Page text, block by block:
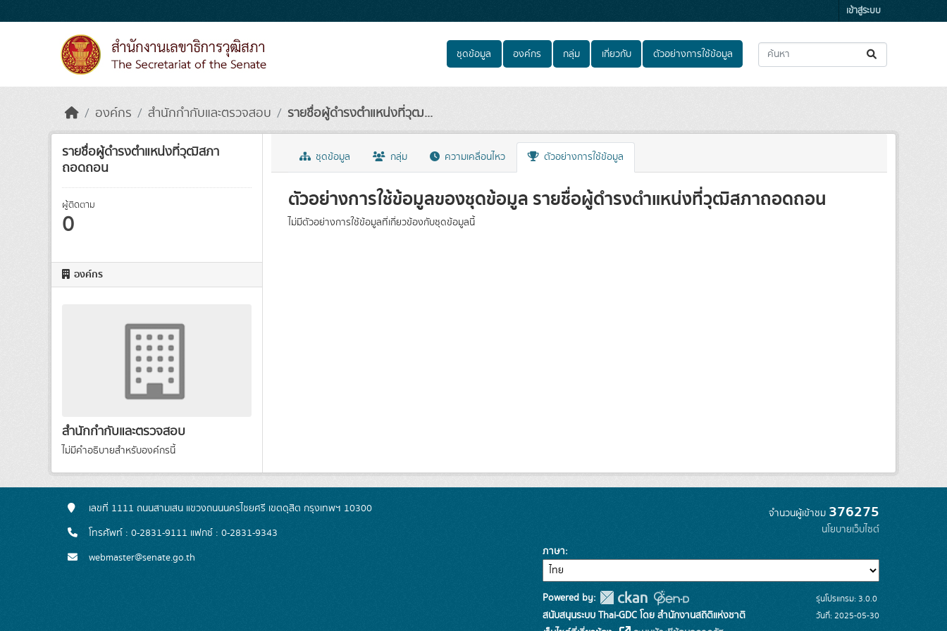
เข้าสู่ระบบ
ชุดข้อมูล องค์กร กลุ่ม เกี่ยวกับ ตัวอย่างการใช้ข้อมูล
องค์กร สำนักกำกับและตรวจสอบ รายชื่อผู้ดำรงตำแหน่งที่วุฒ...
รายชื่อผู้ดำรงตำแหน่งที่วุฒิสภา
ถอดถอน
ผู้ติดตาม
0
องค์กร
สำนักกำกับและตรวจสอบ
ไม่มีคำอธิบายสำหรับองค์กรนี้
ชุดข้อมูล กลุ่ม ความเคลื่อนไหว ตัวอย่างการใช้ข้อมูล
ตัวอย่างการใช้ข้อมูลของชุดข้อมูล รายชื่อผู้ดำรงตำแหน่งที่วุฒิสภาถอดถอน
ไม่มีตัวอย่างการใช้ข้อมูลที่เกี่ยวข้องกับชุดข้อมูลนี้
เลขที่ 1111 ถนนสามเสน แขวงถนนนครไชยศรี เขตดุสิต กรุงเทพฯ 10300
โทรศัพท์ : 0-2831-9111 แฟกซ์ : 0-2831-9343
webmaster@senate.go.th
จำนวนผู้เข้าชม 376275
นโยบายเว็บไซต์
ภาษา
Powered by:
สนับสนุนระบบ Thai-GDC โดย สำนักงานสถิติแห่งชาติ
รุ่นโปรแกรม: 3.0.0
วันที่: 2025-05-30